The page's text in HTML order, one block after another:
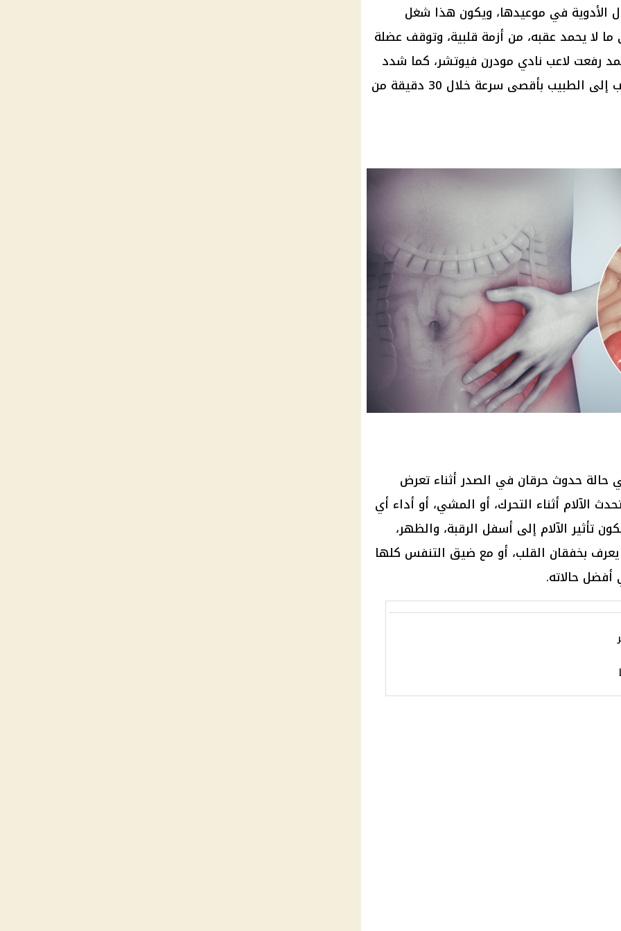
الأدوية في موعيدها، ويكون هذا شغل
لا يحمد عقبه، من أزمة قلبية، وتوقف عضلة
رفعت لاعب نادي مودرن فيوتشر، كما شدد
بعض الأخصائيين على ضرورة الذهاب إلى الطبيب بأقصى سرعة خلال 30 دقيقة من
حالة حدوث حرقان في الصدر أثناء تعرض
الآلام أثناء التحرك، أو المشي، أو أداء أي
الآلام إلى أسفل الرقبة، والظهر،
بخفقان القلب، أو مع ضيق التنفس كلها
حالاته.